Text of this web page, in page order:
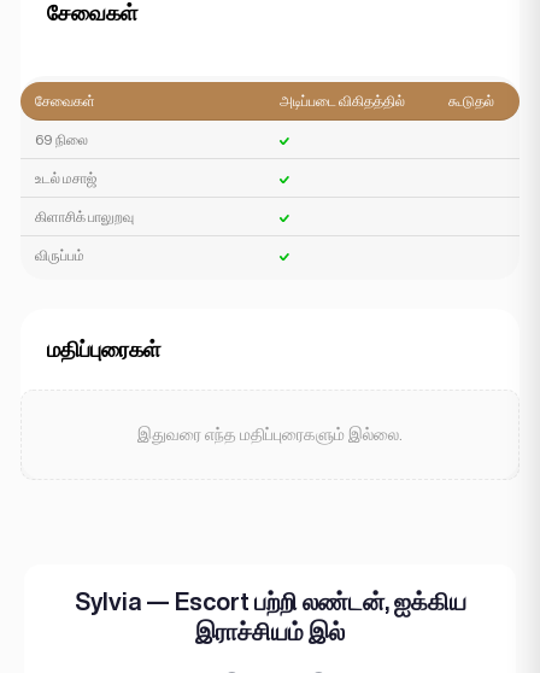
சேவைகள்
சேவைகள் அடிப்படை விகிதத்தில் கூடுதல்
69 நிலை
உடல் மசாஜ்
கிளாசிக் பாலுறவு
விருப்பம்
மதிப்புரைகள்
இதுவரை எந்த மதிப்புரைகளும் இல்லை.
Sylvia — Escort பற்றி லண்டன், ஐக்கிய
இராச்சியம் இல்